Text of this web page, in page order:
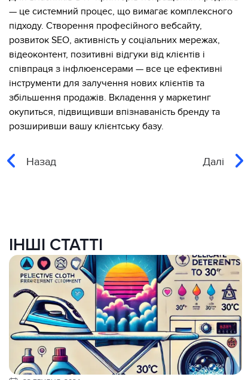
— це системний процес, що вимагає комплексного
підходу. Створення професійного вебсайту,
розвиток SEO, активність у соціальних мережах,
відеоконтент, позитивні відгуки від клієнтів і
співпраця з інфлюенсерами — все це ефективні
інструменти для залучення нових клієнтів та
збільшення продажів. Вкладення у маркетинг
окупиться, підвищивши впізнаваність бренду та
розширивши вашу клієнтську базу.
Назад Далі
ІНШІ СТАТТІ